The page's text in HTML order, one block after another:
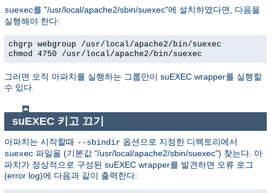
suexec를 "/usr/local/apache2/sbin/suexec"에 설치하였다면, 다음을
실행해야 한다:
chgrp webgroup /usr/local/apache2/bin/suexec
chmod 4750 /usr/local/apache2/bin/suexec
그러면 오직 아파치를 실행하는 그룹만이 suEXEC wrapper를 실행할
수 있다.
suEXEC 키고 끄기
아파치는 시작할때 --sbindir 옵션으로 지정한 디렉토리에서
suexec 파일을 (기본값 "/usr/local/apache2/sbin/suexec") 찾는다. 아
파치가 정상적으로 구성된 suEXEC wrapper를 발견하면 오류 로그
(error log)에 다음과 같이 출력한다: